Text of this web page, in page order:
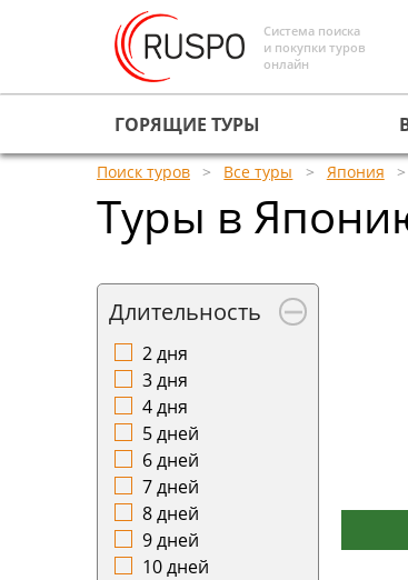
Система поиска
и покупки туров
онлайн
ГОРЯЩИЕ ТУРЫ
Поиск туров Все туры Япония
Туры в
Длительность
2 дня
3 дня
4 дня
5 дней
6 дней
7 дней
8 дней
9 дней
10 дней